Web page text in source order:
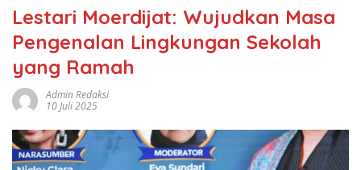
Lestari Moerdijat: Wujudkan Masa
Pengenalan Lingkungan Sekolah
yang Ramah
Admin Redaksi
10 Juli 2025